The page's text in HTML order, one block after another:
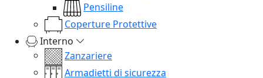
Pensiline
Coperture Protettive
Interno
Zanzariere
Armadietti di sicurezza